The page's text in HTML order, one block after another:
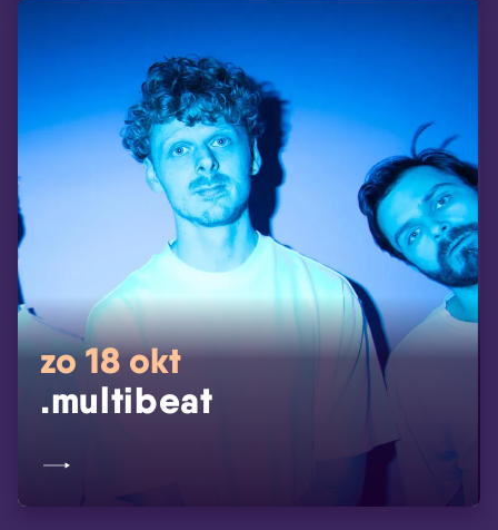
zo 18 okt
.multibeat